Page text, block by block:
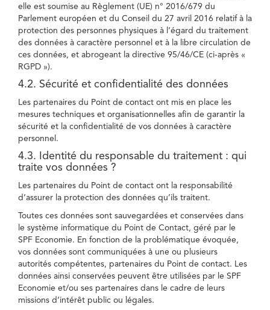
elle est soumise au Règlement (UE) n° 2016/679 du
Parlement européen et du Conseil du 27 avril 2016 relatif à la
protection des personnes physiques à l’égard du traitement
des données à caractère personnel et à la libre circulation de
ces données, et abrogeant la directive 95/46/CE (ci-après «
RGPD »).
4.2. Sécurité et confidentialité des données
Les partenaires du Point de contact ont mis en place les
mesures techniques et organisationnelles afin de garantir la
sécurité et la confidentialité de vos données à caractère
personnel.
4.3. Identité du responsable du traitement : qui
traite vos données ?
Les partenaires du Point de contact ont la responsabilité
d’assurer la protection des données qu’ils traitent.
Toutes ces données sont sauvegardées et conservées dans
le système informatique du Point de Contact, géré par le
SPF Economie. En fonction de la problématique évoquée,
vos données sont communiquées à une ou plusieurs
autorités compétentes, partenaires du Point de contact. Les
données ainsi conservées peuvent être utilisées par le SPF
Economie et/ou ses partenaires dans le cadre de leurs
missions d’intérêt public ou légales.